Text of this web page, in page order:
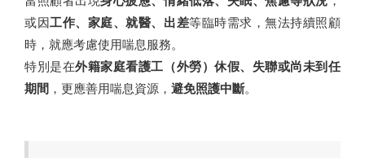
或因工作、家庭、就醫、出差等臨時需求，無法持續照顧
時，就應考慮使用喘息服務。
特別是在外籍家庭看護工（外勞）休假、失聯或尚未到任
期間 ，更應善用喘息資源， 避免照護中斷。